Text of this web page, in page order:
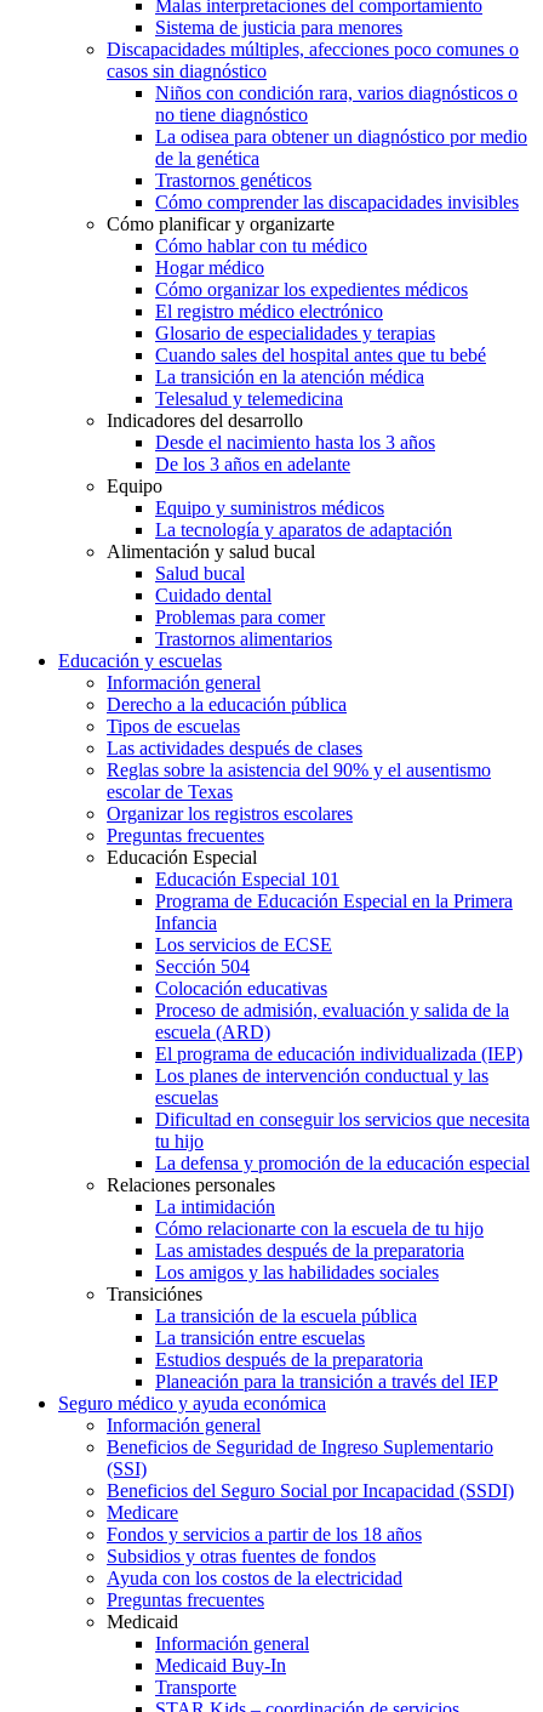
Malas interpretaciones del comportamiento
Sistema de justicia para menores
Discapacidades múltiples, afecciones poco comunes o
casos sin diagnóstico
Niños con condición rara, varios diagnósticos o
no tiene diagnóstico
La odisea para obtener un diagnóstico por medio
de la genética
Trastornos genéticos
Cómo comprender las discapacidades invisibles
Cómo planificar y organizarte
Cómo hablar con tu médico
Hogar médico
Cómo organizar los expedientes médicos
El registro médico electrónico
Glosario de especialidades y terapias
Cuando sales del hospital antes que tu bebé
La transición en la atención médica
Telesalud y telemedicina
Indicadores del desarrollo
Desde el nacimiento hasta los 3 años
De los 3 años en adelante
Equipo
Equipo y suministros médicos
La tecnología y aparatos de adaptación
Alimentación y salud bucal
Salud bucal
Cuidado dental
Problemas para comer
Trastornos alimentarios
Educación y escuelas
Información general
Derecho a la educación pública
Tipos de escuelas
Las actividades después de clases
Reglas sobre la asistencia del 90% y el ausentismo
escolar de Texas
Organizar los registros escolares
Preguntas frecuentes
Educación Especial
Educación Especial 101
Programa de Educación Especial en la Primera
Infancia
Los servicios de ECSE
Sección 504
Colocación educativas
Proceso de admisión, evaluación y salida de la
escuela (ARD)
El programa de educación individualizada (IEP)
Los planes de intervención conductual y las
escuelas
Dificultad en conseguir los servicios que necesita
tu hijo
La defensa y promoción de la educación especial
Relaciones personales
La intimidación
Cómo relacionarte con la escuela de tu hijo
Las amistades después de la preparatoria
Los amigos y las habilidades sociales
Transiciónes
La transición de la escuela pública
La transición entre escuelas
Estudios después de la preparatoria
Planeación para la transición a través del IEP
Seguro médico y ayuda económica
Información general
Beneficios de Seguridad de Ingreso Suplementario
(SSI)
Beneficios del Seguro Social por Incapacidad (SSDI)
Medicare
Fondos y servicios a partir de los 18 años
Subsidios y otras fuentes de fondos
Ayuda con los costos de la electricidad
Preguntas frecuentes
Medicaid
Información general
Medicaid Buy-In
Transporte